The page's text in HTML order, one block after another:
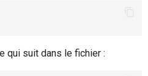
qui suit dans le fichier :